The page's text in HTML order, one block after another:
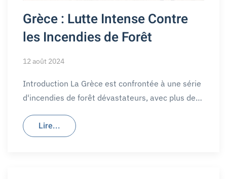
Grèce : Lutte Intense Contre
les Incendies de Forêt
12 août 2024
Introduction La Grèce est confrontée à une série
d'incendies de forêt dévastateurs, avec plus de…
Lire...